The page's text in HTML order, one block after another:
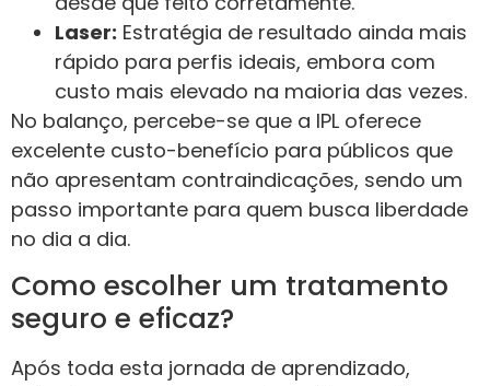
Laser: Estratégia de resultado ainda mais
rápido para perfis ideais, embora com
custo mais elevado na maioria das vezes.
No balanço, percebe-se que a IPL oferece
excelente custo-benefício para públicos que
não apresentam contraindicações, sendo um
passo importante para quem busca liberdade
no dia a dia.
Como escolher um tratamento
seguro e eficaz?
Após toda esta jornada de aprendizado,